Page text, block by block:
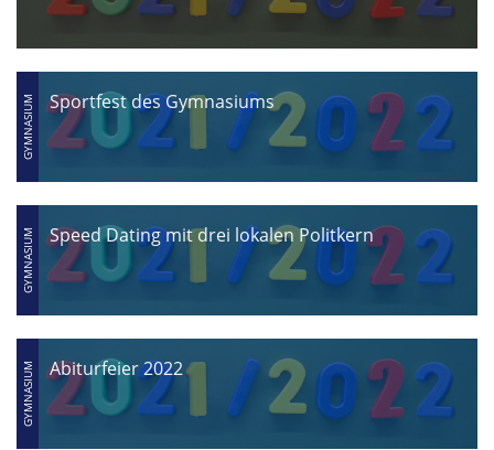
Sportfest des Gymnasiums
Speed Dating mit drei lokalen Politkern
Abiturfeier 2022